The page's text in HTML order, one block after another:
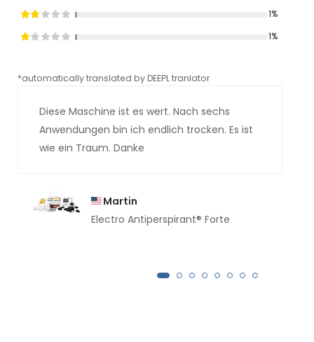
1%
1%
*automatically translated by DEEPL tranlator
Diese Maschine ist es wert. Nach sechs
Anwendungen bin ich endlich trocken. Es ist
wie ein Traum. Danke
Martin
Electro Antiperspirant® Forte